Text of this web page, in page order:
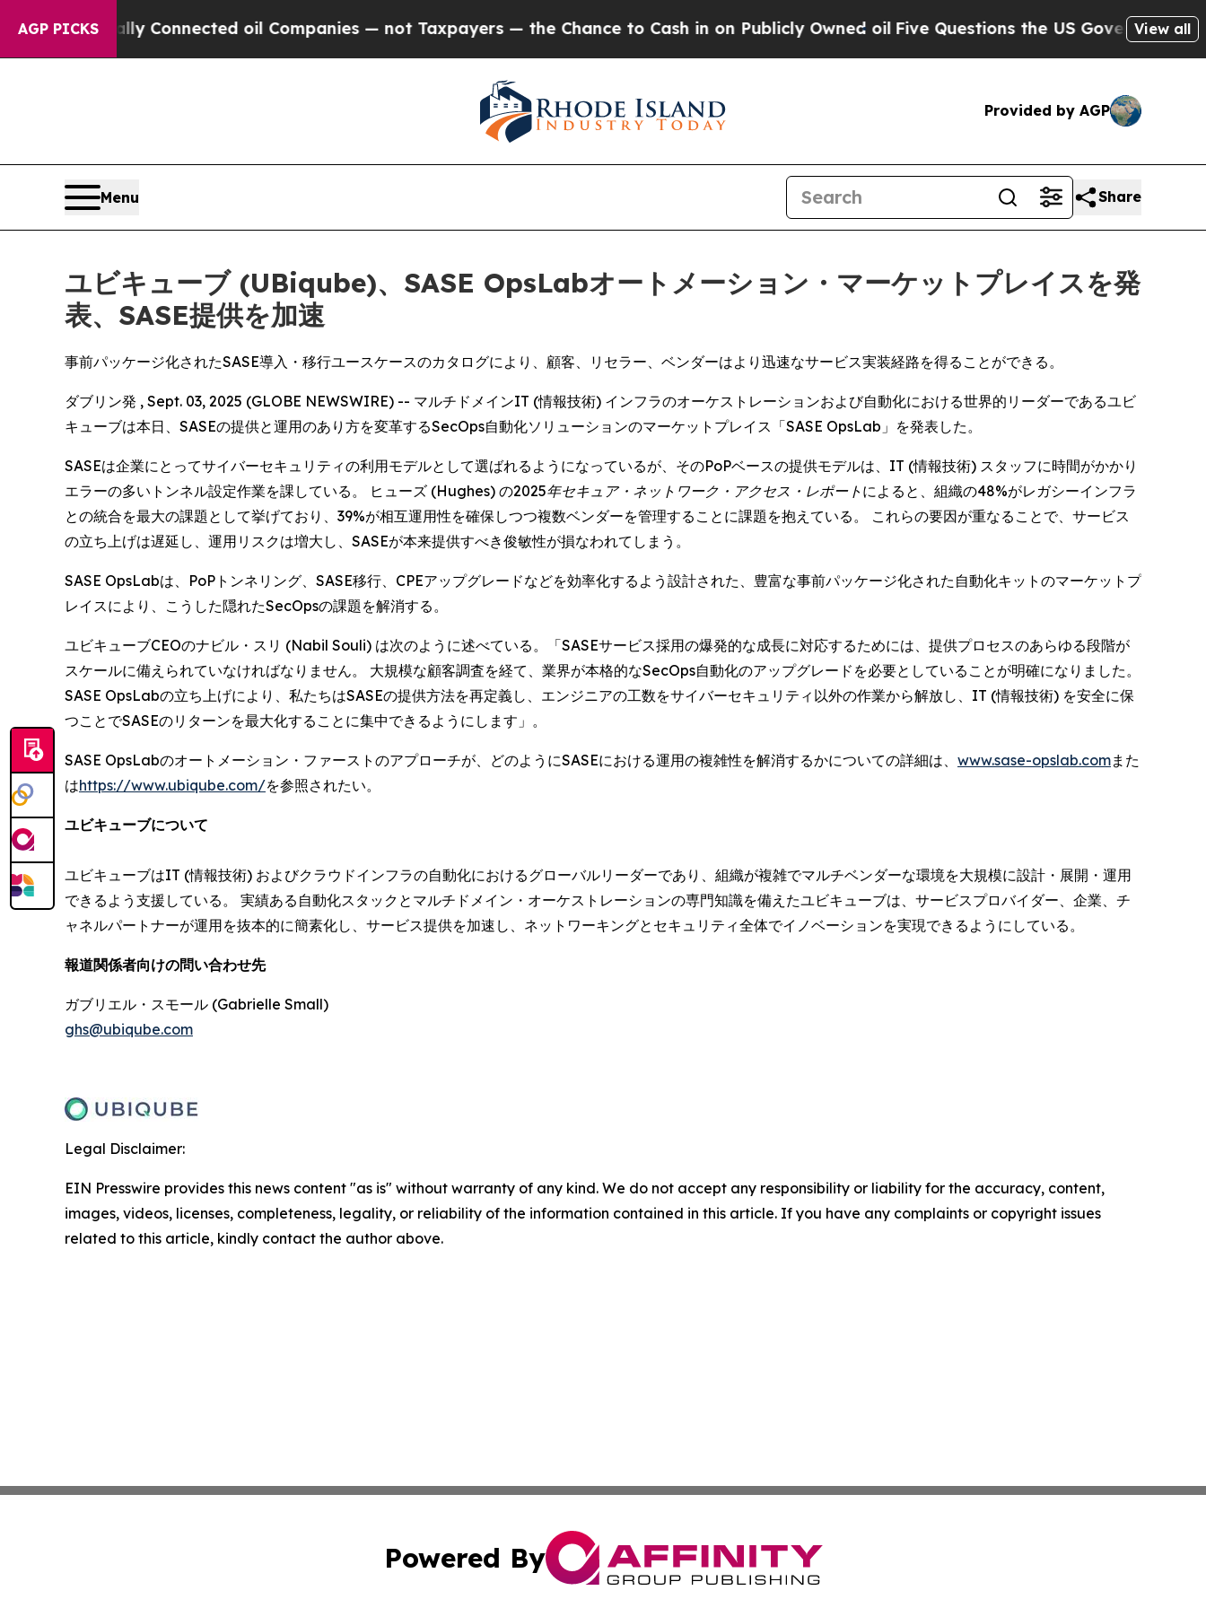
AGP PICKSConnected oil Companies — not Taxpayers — the Chance to Cash in on Publicly Owned oilFive Questions the US GovernmentView all
Provided by AGP
Menu Share
ユビキューブ (UBiqube)、SASE OpsLabオートメーション・マーケットプレイスを発
表、SASE提供を加速
事前パッケージ化されたSASE導入・移行ユースケースのカタログにより、顧客、リセラー、ベンダーはより迅速なサービス実装経路を得ることができる。
ダブリン発 , Sept. 03, 2025 (GLOBE NEWSWIRE) -- マルチドメインIT (情報技術) インフラのオーケストレーションおよび自動化における世界的リーダーであるユビ
キューブは本日、SASEの提供と運用のあり方を変革するSecOps自動化ソリューションのマーケットプレイス「SASE OpsLab」を発表した。
SASEは企業にとってサイバーセキュリティの利用モデルとして選ばれるようになっているが、そのPoPベースの提供モデルは、IT (情報技術) スタッフに時間がかかり
エラーの多いトンネル設定作業を課している。 ヒューズ (Hughes) の2025年セキュア・ネットワーク・アクセス・レポート によると、組織の48%がレガシーインフラ
との統合を最大の課題として挙げており、39%が相互運用性を確保しつつ複数ベンダーを管理することに課題を抱えている。 これらの要因が重なることで、サービス
の立ち上げは遅延し、運用リスクは増大し、SASEが本来提供すべき俊敏性が損なわれてしまう。
SASE OpsLabは、PoPトンネリング、SASE移行、CPEアップグレードなどを効率化するよう設計された、豊富な事前パッケージ化された自動化キットのマーケットプ
レイスにより、こうした隠れたSecOpsの課題を解消する。
ユビキューブCEOのナビル・スリ (Nabil Souli) は次のように述べている。「SASEサービス採用の爆発的な成長に対応するためには、提供プロセスのあらゆる段階が
スケールに備えられていなければなりません。 大規模な顧客調査を経て、業界が本格的なSecOps自動化のアップグレードを必要としていることが明確になりました。
SASE OpsLabの立ち上げにより、私たちはSASEの提供方法を再定義し、エンジニアの工数をサイバーセキュリティ以外の作業から解放し、IT (情報技術) を安全に保
つことでSASEのリターンを最大化することに集中できるようにします」。
SASE OpsLabのオートメーション・ファーストのアプローチが、どのようにSASEにおける運用の複雑性を解消するかについての詳細は、 www.sase-opslab.comまた
はhttps://www.ubiqube.com/を参照されたい。
ユビキューブについて
ユビキューブはIT (情報技術) およびクラウドインフラの自動化におけるグローバルリーダーであり、組織が複雑でマルチベンダーな環境を大規模に設計・展開・運用
できるよう支援している。 実績ある自動化スタックとマルチドメイン・オーケストレーションの専門知識を備えたユビキューブは、サービスプロバイダー、企業、チ
ャネルパートナーが運用を抜本的に簡素化し、サービス提供を加速し、ネットワーキングとセキュリティ全体でイノベーションを実現できるようにしている。
報道関係者向けの問い合わせ先
ガブリエル・スモール (Gabrielle Small)
ghs@ubiqube.com
Legal Disclaimer:
EIN Presswire provides this news content "as is" without warranty of any kind. We do not accept any responsibility or liability for the accuracy, content,
images, videos, licenses, completeness, legality, or reliability of the information contained in this article. If you have any complaints or copyright issues
related to this article, kindly contact the author above.
Powered By